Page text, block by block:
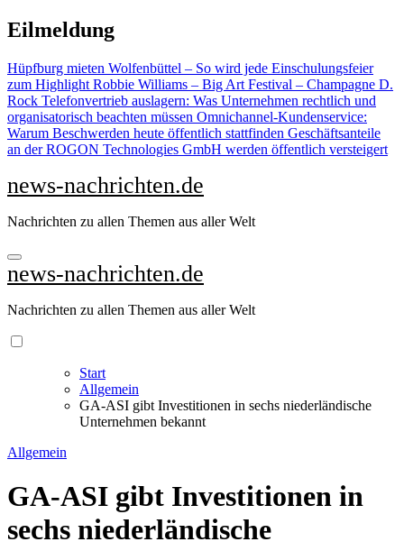
Zu
Inhalten
Eilmeldung
Hüpfburg mieten Wolfenbüttel – So wird jede Einschulungsfeier
zum Highlight Robbie Williams – Big Art Festival – Champagne D.
Rock Telefonvertrieb auslagern: Was Unternehmen rechtlich und
organisatorisch beachten müssen Omnichannel-Kundenservice:
Warum Beschwerden heute öffentlich stattfinden Geschäftsanteile
an der ROGON Technologies GmbH werden öffentlich versteigert
news-nachrichten.de
Nachrichten zu allen Themen aus aller Welt
news-nachrichten.de
Nachrichten zu allen Themen aus aller Welt
Start
Allgemein
GA-ASI gibt Investitionen in sechs niederländische
Unternehmen bekannt
Allgemein
GA-ASI gibt Investitionen in
sechs niederländische